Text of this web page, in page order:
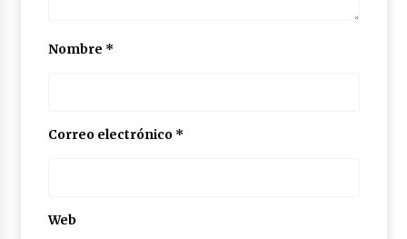
Nombre *
Correo electrónico *
Web